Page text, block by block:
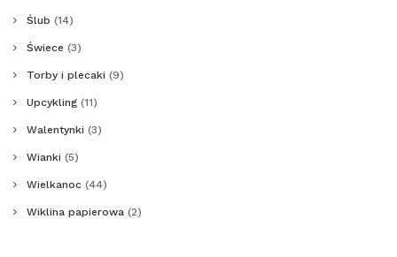
Ślub (14)
Świece (3)
Torby i plecaki (9)
Upcykling (11)
Walentynki (3)
Wianki (5)
Wielkanoc (44)
Wiklina papierowa (2)